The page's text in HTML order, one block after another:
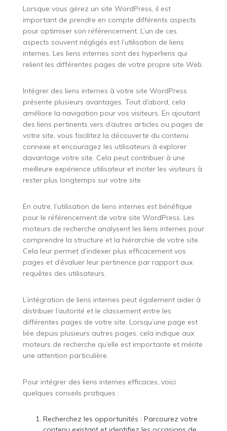
Lorsque vous gérez un site WordPress, il est
important de prendre en compte différents aspects
pour optimiser son référencement. L’un de ces
aspects souvent négligés est l’utilisation de liens
internes. Les liens internes sont des hyperliens qui
relient les différentes pages de votre propre site Web.
Intégrer des liens internes à votre site WordPress
présente plusieurs avantages. Tout d’abord, cela
améliore la navigation pour vos visiteurs. En ajoutant
des liens pertinents vers d’autres articles ou pages de
votre site, vous facilitez la découverte du contenu
connexe et encouragez les utilisateurs à explorer
davantage votre site. Cela peut contribuer à une
meilleure expérience utilisateur et inciter les visiteurs à
rester plus longtemps sur votre site.
En outre, l’utilisation de liens internes est bénéfique
pour le référencement de votre site WordPress. Les
moteurs de recherche analysent les liens internes pour
comprendre la structure et la hiérarchie de votre site.
Cela leur permet d’indexer plus efficacement vos
pages et d’évaluer leur pertinence par rapport aux
requêtes des utilisateurs.
L’intégration de liens internes peut également aider à
distribuer l’autorité et le classement entre les
différentes pages de votre site. Lorsqu’une page est
liée depuis plusieurs autres pages, cela indique aux
moteurs de recherche qu’elle est importante et mérite
une attention particulière.
Pour intégrer des liens internes efficaces, voici
quelques conseils pratiques :
Recherchez les opportunités : Parcourez votre